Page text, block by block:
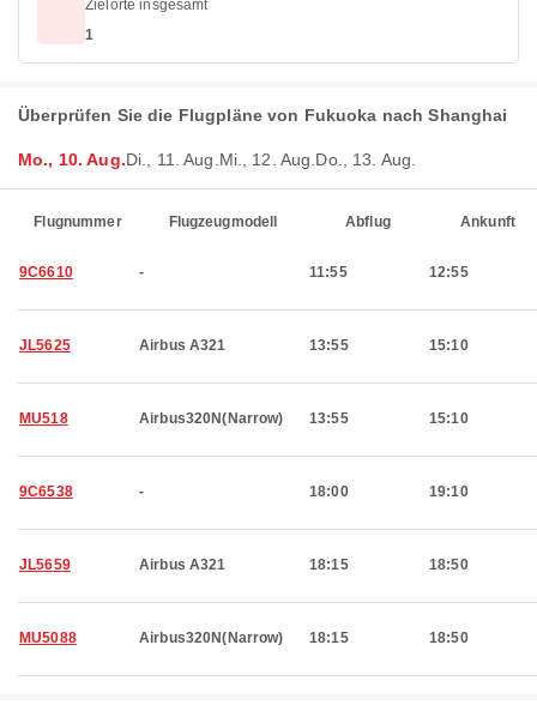
Zielorte insgesamt
1
Überprüfen Sie die Flugpläne von Fukuoka nach Shanghai
Mo., 10. Aug.Di., 11. Aug. Mi., 12. Aug. Do., 13. Aug.
Flugnummer Flugzeugmodell Abflug Ankunft
9C6610 - 11:55 12:55
JL5625 Airbus A321 13:55 15:10
MU518 Airbus320N(Narrow) 13:55 15:10
9C6538 - 18:00 19:10
JL5659 Airbus A321 18:15 18:50
MU5088 Airbus320N(Narrow) 18:15 18:50